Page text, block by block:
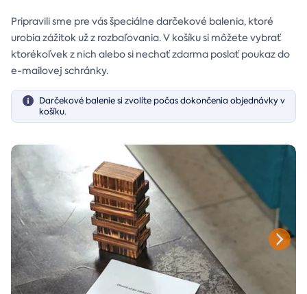
Pripravili sme pre vás špeciálne darčekové balenia, ktoré
urobia zážitok už z rozbaľovania. V košíku si môžete vybrať
ktorékoľvek z nich alebo si nechať zdarma poslať poukaz do
e-mailovej schránky.
Darčekové balenie si zvolíte počas dokončenia objednávky v
košíku.